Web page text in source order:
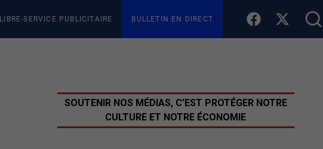
LIBRE-SERVICE PUBLICITAIRE BULLETIN EN DIRECT
SOUTENIR NOS MÉDIAS, C’EST PROTÉGER NOTRE
CULTURE ET NOTRE ÉCONOMIE